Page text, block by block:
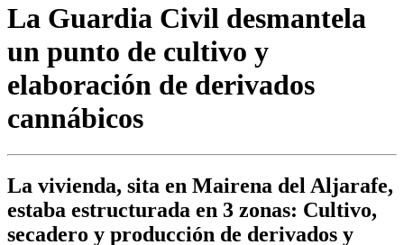
La Guardia Civil desmantela
un punto de cultivo y
elaboración de derivados
cannábicos
La vivienda, sita en Mairena del Aljarafe,
estaba estructurada en 3 zonas: Cultivo,
secadero y producción de derivados y